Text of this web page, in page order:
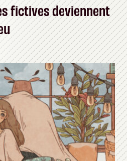
fictives deviennent